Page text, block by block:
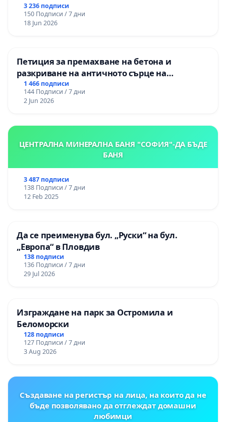
3 236 подписи
150 Подписи / 7 дни
18 Jun 2026
Петиция за премахване на бетона и
разкриване на античното сърце на
Могиланската могила във Враца
1 466 подписи
144 Подписи / 7 дни
2 Jun 2026
ЦЕНТРАЛНА МИНЕРАЛНА БАНЯ "СОФИЯ"-ДА БЪДЕ
БАНЯ
3 487 подписи
138 Подписи / 7 дни
12 Feb 2025
Да се преименува бул. „Руски“ на бул.
„Европа“ в Пловдив
138 подписи
136 Подписи / 7 дни
29 Jul 2026
Изграждане на парк за Остромила и
Беломорски
128 подписи
127 Подписи / 7 дни
3 Aug 2026
Създаване на регистър на лица, на които да не
бъде позволявано да отглеждат домашни
любимци